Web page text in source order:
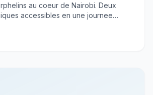
au coeur de Nairobi. Deux
accessibles en une journee